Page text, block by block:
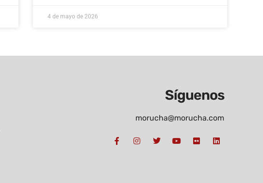
4 de mayo de 2026
Síguenos
morucha@morucha.com